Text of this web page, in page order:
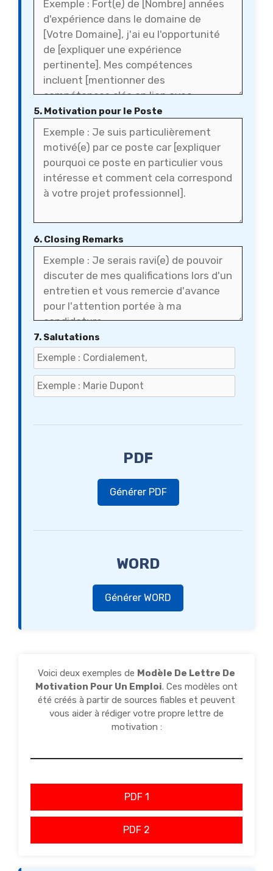
5. Motivation pour le Poste
6. Closing Remarks
7. Salutations
PDF
Générer PDF
WORD
Générer WORD
Voici deux exemples de Modèle De Lettre De
Motivation Pour Un Emploi. Ces modèles ont
été créés à partir de sources fiables et peuvent
vous aider à rédiger votre propre lettre de
motivation :
PDF 1
PDF 2